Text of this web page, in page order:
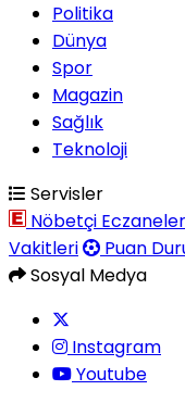
Politika
Dünya
Spor
Magazin
Sağlık
Teknoloji
Servisler
Nöbetçi Eczaneler
Vakitleri
Puan
Sosyal Medya
Instagram
Youtube